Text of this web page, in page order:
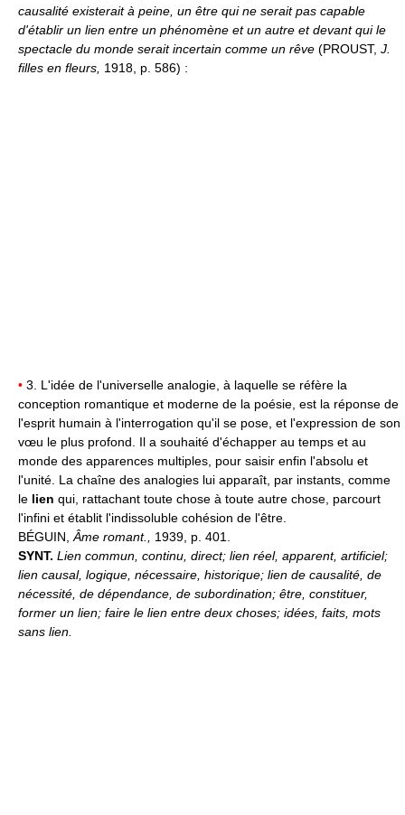
causalité existerait à peine, un être qui ne serait pas capable
d'établir un lien entre un phénomène et un autre et devant qui le
spectacle du monde serait incertain comme un rêve (PROUST, J.
filles en fleurs, 1918, p. 586) :
• 3. L'idée de l'universelle analogie, à laquelle se réfère la
conception romantique et moderne de la poésie, est la réponse de
l'esprit humain à l'interrogation qu'il se pose, et l'expression de son
vœu le plus profond. Il a souhaité d'échapper au temps et au
monde des apparences multiples, pour saisir enfin l'absolu et
l'unité. La chaîne des analogies lui apparaît, par instants, comme
le lien qui, rattachant toute chose à toute autre chose, parcourt
l'infini et établit l'indissoluble cohésion de l'être.
BÉGUIN, Âme romant., 1939, p. 401.
SYNT. Lien commun, continu, direct; lien réel, apparent, artificiel;
lien causal, logique, nécessaire, historique; lien de causalité, de
nécessité, de dépendance, de subordination; être, constituer,
former un lien; faire le lien entre deux choses; idées, faits, mots
sans lien.